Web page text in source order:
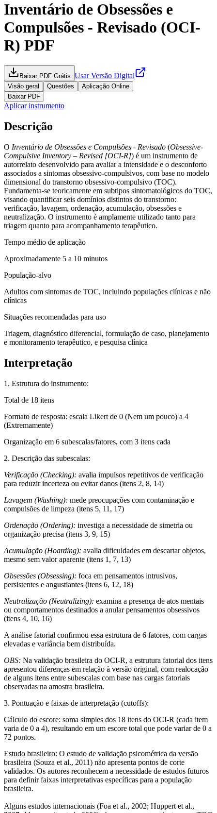
Inventário de Obsessões e
Compulsões - Revisado (OCI-
R) PDF
Baixar PDF Grátis Usar Versão Digital
Visão geral Questões
Aplicação Online
Baixar PDF
Aplicar instrumento
Descrição
O Inventário de Obsessões e Compulsões - Revisado (Obsessive-
Compulsive Inventory – Revised [OCI-R]) é um instrumento de
autorrelato desenvolvido para avaliar a intensidade e o desconforto
associados a sintomas obsessivo-compulsivos, com base no modelo
dimensional do transtorno obsessivo-compulsivo (TOC).
Fundamenta-se teoricamente em subtipos sintomatológicos do TOC,
visando quantificar seis domínios distintos do transtorno:
verificação, lavagem, ordenação, acumulação, obsessões e
neutralização. O instrumento é amplamente utilizado tanto para
triagem quanto para acompanhamento terapêutico.
Tempo médio de aplicação
Aproximadamente 5 a 10 minutos
População-alvo
Adultos com sintomas de TOC, incluindo populações clínicas e não
clínicas
Situações recomendadas para uso
Triagem, diagnóstico diferencial, formulação de caso, planejamento
e monitoramento terapêutico, e pesquisa clínica
Interpretação
1. Estrutura do instrumento:
Total de 18 itens
Formato de resposta: escala Likert de 0 (Nem um pouco) a 4
(Extremamente)
Organização em 6 subescalas/fatores, com 3 itens cada
2. Descrição das subescalas:
Verificação (Checking): avalia impulsos repetitivos de verificação
para reduzir incerteza ou evitar danos (itens 2, 8, 14)
Lavagem (Washing): mede preocupações com contaminação e
compulsões de limpeza (itens 5, 11, 17)
Ordenação (Ordering): investiga a necessidade de simetria ou
organização precisa (itens 3, 9, 15)
Acumulação (Hoarding): avalia dificuldades em descartar objetos,
mesmo sem valor aparente (itens 1, 7, 13)
Obsessões (Obsessing): foca em pensamentos intrusivos,
persistentes e angustiantes (itens 6, 12, 18)
Neutralização (Neutralizing): examina a presença de atos mentais
ou comportamentos destinados a anular pensamentos obsessivos
(itens 4, 10, 16)
A análise fatorial confirmou essa estrutura de 6 fatores, com cargas
elevadas e variância bem distribuída.
OBS: Na validação brasileira do OCI-R, a estrutura fatorial dos itens
apresentou diferenças em relação à versão original, com realocação
de alguns itens entre subescalas com base nas cargas fatoriais
observadas na amostra brasileira.
3. Pontuação e faixas de interpretação (cutoffs):
Cálculo do escore: soma simples dos 18 itens do OCI-R (cada item
varia de 0 a 4), resultando em um escore total que pode variar de 0 a
72 pontos.
Estudo brasileiro: O estudo de validação psicométrica da versão
brasileira (Souza et al., 2011) não apresenta pontos de corte
validados. Os autores reconhecem a necessidade de estudos futuros
para definir faixas interpretativas específicas para a população
brasileira.
Alguns estudos internacionais (Foa et al., 2002; Huppert et al.,